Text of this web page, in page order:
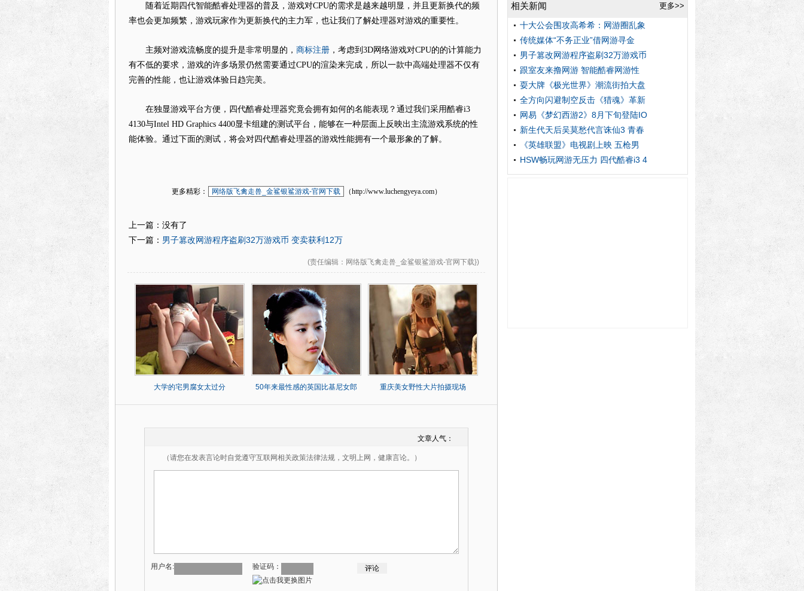
随着近期四代智能酷睿处理器的普及，游戏对CPU的需求是越来越明显，并且更新换代的频
率也会更加频繁，游戏玩家作为更新换代的主力军，也让我们了解处理器对游戏的重要性。
主频对游戏流畅度的提升是非常明显的， 商标注册，考虑到3D网络游戏对CPU的的计算能力
有不低的要求，游戏的许多场景仍然需要通过CPU的渲染来完成，所以一款中高端处理器不仅有
完善的性能，也让游戏体验日趋完美。
在独显游戏平台方便，四代酷睿处理器究竟会拥有如何的名能表现？通过我们采用酷睿i3
4130与Intel HD Graphics 4400显卡组建的测试平台，能够在一种层面上反映出主流游戏系统的性
能体验。通过下面的测试，将会对四代酷睿处理器的游戏性能拥有一个最形象的了解。
更多精彩： 网络版飞禽走兽_金鲨银鲨游戏-官网下载 （http://www.luchengyeya.com）
上一篇：没有了
下一篇： 男子篡改网游程序盗刷32万游戏币 变卖获利12万
(责任编辑 ：网络版飞禽走兽_金鲨银鲨游戏-官网下载})
大学的宅男腐女太过分 50年来最性感的英国比基尼女郎 重庆美女野性大片拍摄现场
文章人气：
（请您在发表言论时自觉遵守互联网相关政策法律法规，文明上网，健康言论。）
用户名: 验证码：
更多>>
相关新闻
十大公会围攻高希希：网游圈乱象
传统媒体“不务正业”借网游寻金
男子篡改网游程序盗刷32万游戏币
跟室友来撸网游 智能酷睿网游性
耍大牌《极光世界》潮流街拍大盘
全方向闪避制空反击《猎魂》革新
网易《梦幻西游2》8月下旬登陆IO
新生代天后吴莫愁代言诛仙3 青春
《英雄联盟》电视剧上映 五枪男
HSW畅玩网游无压力 四代酷睿i3 4